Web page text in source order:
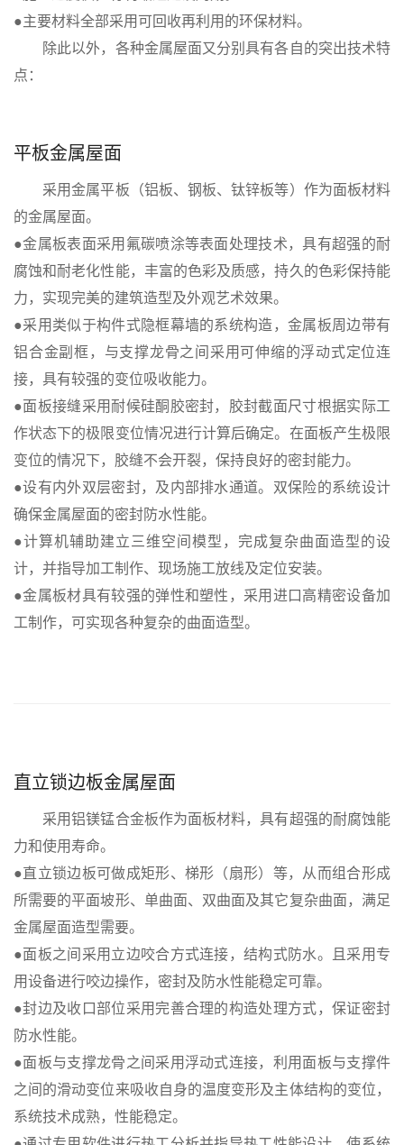
●主要材料全部采用可回收再利用的环保材料。
除此以外，各种金属屋面又分别具有各自的突出技术特
点：
平板金属屋面
采用金属平板（铝板、钢板、钛锌板等）作为面板材料
的金属屋面。
●金属板表面采用氟碳喷涂等表面处理技术，具有超强的耐
腐蚀和耐老化性能，丰富的色彩及质感，持久的色彩保持能
力，实现完美的建筑造型及外观艺术效果。
●采用类似于构件式隐框幕墙的系统构造，金属板周边带有
铝合金副框，与支撑龙骨之间采用可伸缩的浮动式定位连
接，具有较强的变位吸收能力。
●面板接缝采用耐候硅酮胶密封，胶封截面尺寸根据实际工
作状态下的极限变位情况进行计算后确定。在面板产生极限
变位的情况下，胶缝不会开裂，保持良好的密封能力。
●设有内外双层密封，及内部排水通道。双保险的系统设计
确保金属屋面的密封防水性能。
●计算机辅助建立三维空间模型，完成复杂曲面造型的设
计，并指导加工制作、现场施工放线及定位安装。
●金属板材具有较强的弹性和塑性，采用进口高精密设备加
工制作，可实现各种复杂的曲面造型。
直立锁边板金属屋面
采用铝镁锰合金板作为面板材料，具有超强的耐腐蚀能
力和使用寿命。
●直立锁边板可做成矩形、梯形（扇形）等，从而组合形成
所需要的平面坡形、单曲面、双曲面及其它复杂曲面，满足
金属屋面造型需要。
●面板之间采用立边咬合方式连接，结构式防水。且采用专
用设备进行咬边操作，密封及防水性能稳定可靠。
●封边及收口部位采用完善合理的构造处理方式，保证密封
防水性能。
●面板与支撑龙骨之间采用浮动式连接，利用面板与支撑件
之间的滑动变位来吸收自身的温度变形及主体结构的变位，
系统技术成熟，性能稳定。